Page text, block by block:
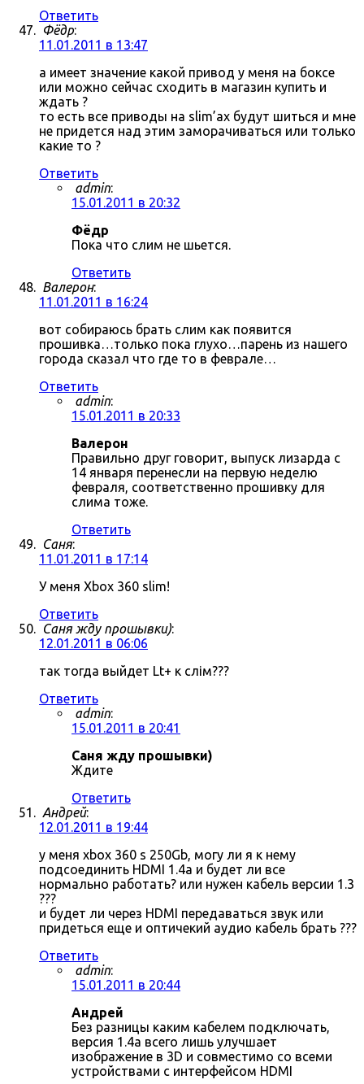
Ответить
Фёдр:
11.01.2011 в 13:47
а имеет значение какой привод у меня на боксе
или можно сейчас сходить в магазин купить и
ждать ?
то есть все приводы на slim’ах будут шиться и мне
не придется над этим заморачиваться или только
какие то ?
Ответить
admin:
15.01.2011 в 20:32
Фёдр
Пока что слим не шьется.
Ответить
Валерон:
11.01.2011 в 16:24
вот собираюсь брать слим как появится
прошивка…только пока глухо…парень из нашего
города сказал что где то в феврале…
Ответить
admin:
15.01.2011 в 20:33
Валерон
Правильно друг говорит, выпуск лизарда с
14 января перенесли на первую неделю
февраля, соответственно прошивку для
слима тоже.
Ответить
Саня:
11.01.2011 в 17:14
У меня Xbox 360 slim!
Ответить
Саня жду прошывки):
12.01.2011 в 06:06
так тогда выйдет Lt+ к слім???
Ответить
admin:
15.01.2011 в 20:41
Саня жду прошывки)
Ждите
Ответить
Андрей:
12.01.2011 в 19:44
у меня xbox 360 s 250Gb, могу ли я к нему
подсоединить HDMI 1.4a и будет ли все
нормально работать? или нужен кабель версии 1.3
???
и будет ли через HDMI передаваться звук или
придеться еще и оптичекий аудио кабель брать ???
Ответить
admin:
15.01.2011 в 20:44
Андрей
Без разницы каким кабелем подключать,
версия 1.4a всего лишь улучшает
изображение в 3D и совместимо со всеми
устройствами с интерфейсом HDMI